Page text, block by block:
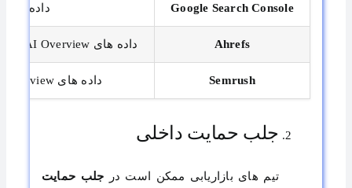
Google Search Console داده های AI Overview را با سایر داده های جستجو ترکیب می کند و از
Ahrefs داده های AI Overview را ردیابی می کند، اما به عنوان یک
Semrush داده های AI Overview را ردیابی می کند، اما مشابه رقیب خود Ahrefs، بر
جلب حمایت داخلی
تیم های بازاریابی ممکن است در جلب حمایت